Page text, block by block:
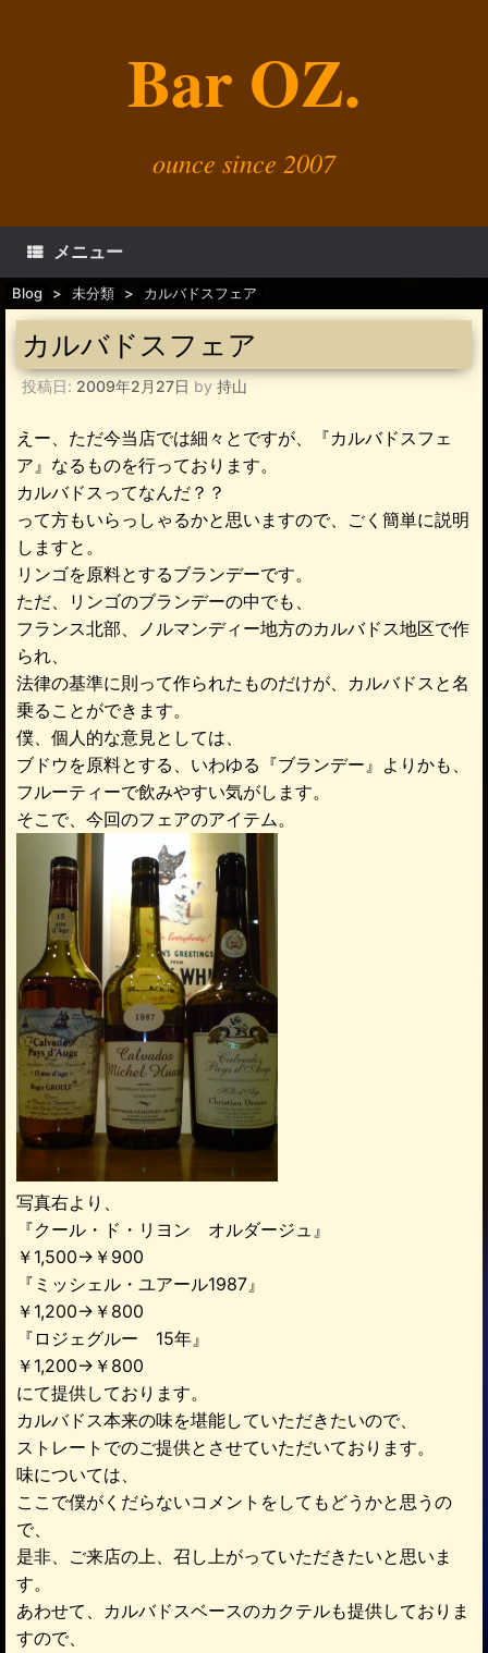
Bar OZ.
ounce since 2007
メニュー
Blog > 未分類 > カルバドスフェア
カルバドスフェア
投稿日: 2009年2月27日 by 持山
えー、ただ今当店では細々とですが、『カルバドスフェ
ア』なるものを行っております。
カルバドスってなんだ？？
って方もいらっしゃるかと思いますので、ごく簡単に説明
しますと。
リンゴを原料とするブランデーです。
ただ、リンゴのブランデーの中でも、
フランス北部、ノルマンディー地方のカルバドス地区で作
られ、
法律の基準に則って作られたものだけが、カルバドスと名
乗ることができます。
僕、個人的な意見としては、
ブドウを原料とする、いわゆる『ブランデー』よりかも、
フルーティーで飲みやすい気がします。
そこで、今回のフェアのアイテム。
写真右より、
『クール・ド・リヨン オルダージュ』
￥1,500→￥900
『ミッシェル・ユアール1987』
￥1,200→￥800
『ロジェグルー 15年』
￥1,200→￥800
にて提供しております。
カルバドス本来の味を堪能していただきたいので、
ストレートでのご提供とさせていただいております。
味については、
ここで僕がくだらないコメントをしてもどうかと思うの
で、
是非、ご来店の上、召し上がっていただきたいと思いま
す。
あわせて、カルバドスベースのカクテルも提供しておりま
すので、